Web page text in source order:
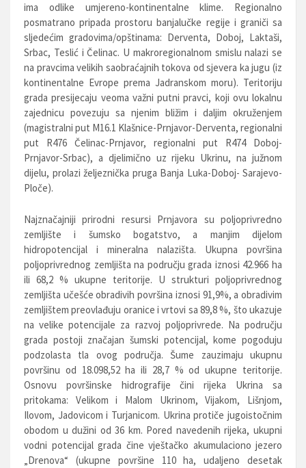
ima odlike umjereno-kontinentalne klime. Regionalno
posmatrano pripada prostoru banjalučke regije i graniči sa
sljedećim gradovima/opštinama: Derventa, Doboj, Laktaši,
Srbac, Teslić i Čelinac. U makroregionalnom smislu nalazi se
na pravcima velikih saobraćajnih tokova od sjevera ka jugu (iz
kontinentalne Evrope prema Jadranskom moru). Teritoriju
grada presijecaju veoma važni putni pravci, koji ovu lokalnu
zajednicu povezuju sa njenim bližim i daljim okruženjem
(magistralni put M16.1 Klašnice-Prnjavor-Derventa, regionalni
put R476 Čelinac-Prnjavor, regionalni put R474 Doboj-
Prnjavor-Srbac), a djelimično uz rijeku Ukrinu, na južnom
dijelu, prolazi željeznička pruga Banja Luka-Doboj- Sarajevo-
Ploče).
Najznačajniji prirodni resursi Prnjavora su poljoprivredno
zemljište i šumsko bogatstvo, a manjim dijelom
hidropotencijal i mineralna nalazišta. Ukupna površina
poljoprivrednog zemljišta na području grada iznosi 42.966 ha
ili 68,2 % ukupne teritorije. U strukturi poljoprivrednog
zemljišta učešće obradivih površina iznosi 91,9%, a obradivim
zemljištem preovlađuju oranice i vrtovi sa 89,8 %, što ukazuje
na velike potencijale za razvoj poljoprivrede. Na području
grada postoji značajan šumski potencijal, kome pogoduju
podzolasta tla ovog područja. Šume zauzimaju ukupnu
površinu od 18.098,52 ha ili 28,7 % od ukupne teritorije.
Osnovu površinske hidrografije čini rijeka Ukrina sa
pritokama: Velikom i Malom Ukrinom, Vijakom, Lišnjom,
Ilovom, Jadovicom i Turjanicom. Ukrina protiče jugoistočnim
obodom u dužini od 36 km. Pored navedenih rijeka, ukupni
vodni potencijal grada čine vještačko akumulaciono jezero
„Drenova“ (ukupne površine 110 ha, udaljeno desetak